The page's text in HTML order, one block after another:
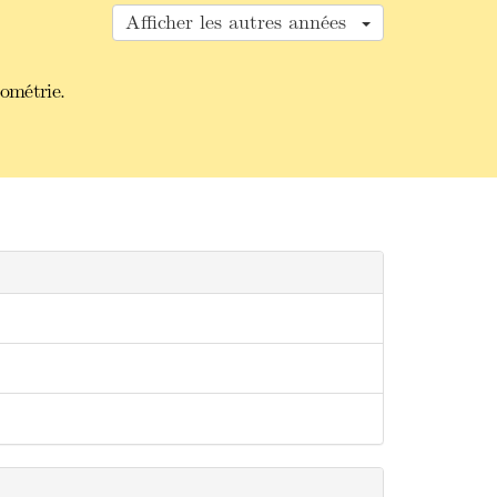
Afficher les autres années